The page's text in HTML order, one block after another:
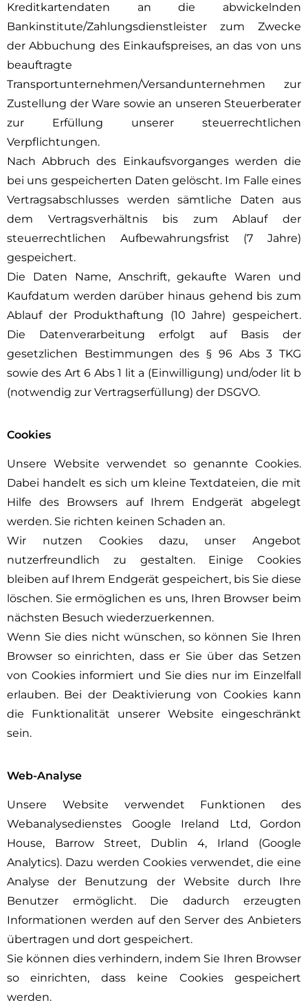
Kreditkartendaten an die abwickelnden
Bankinstitute/Zahlungsdienstleister zum Zwecke
der Abbuchung des Einkaufspreises, an das von uns
beauftragte
Transportunternehmen/Versandunternehmen zur
Zustellung der Ware sowie an unseren Steuerberater
zur Erfüllung unserer steuerrechtlichen
Verpflichtungen.
Nach Abbruch des Einkaufsvorganges werden die
bei uns gespeicherten Daten gelöscht. Im Falle eines
Vertragsabschlusses werden sämtliche Daten aus
dem Vertragsverhältnis bis zum Ablauf der
steuerrechtlichen Aufbewahrungsfrist (7 Jahre)
gespeichert.
Die Daten Name, Anschrift, gekaufte Waren und
Kaufdatum werden darüber hinaus gehend bis zum
Ablauf der Produkthaftung (10 Jahre) gespeichert.
Die Datenverarbeitung erfolgt auf Basis der
gesetzlichen Bestimmungen des § 96 Abs 3 TKG
sowie des Art 6 Abs 1 lit a (Einwilligung) und/oder lit b
(notwendig zur Vertragserfüllung) der DSGVO.
Cookies
Unsere Website verwendet so genannte Cookies.
Dabei handelt es sich um kleine Textdateien, die mit
Hilfe des Browsers auf Ihrem Endgerät abgelegt
werden. Sie richten keinen Schaden an.
Wir nutzen Cookies dazu, unser Angebot
nutzerfreundlich zu gestalten. Einige Cookies
bleiben auf Ihrem Endgerät gespeichert, bis Sie diese
löschen. Sie ermöglichen es uns, Ihren Browser beim
nächsten Besuch wiederzuerkennen.
Wenn Sie dies nicht wünschen, so können Sie Ihren
Browser so einrichten, dass er Sie über das Setzen
von Cookies informiert und Sie dies nur im Einzelfall
erlauben. Bei der Deaktivierung von Cookies kann
die Funktionalität unserer Website eingeschränkt
sein.
Web-Analyse
Unsere Website verwendet Funktionen des
Webanalysedienstes Google Ireland Ltd, Gordon
House, Barrow Street, Dublin 4, Irland (Google
Analytics). Dazu werden Cookies verwendet, die eine
Analyse der Benutzung der Website durch Ihre
Benutzer ermöglicht. Die dadurch erzeugten
Informationen werden auf den Server des Anbieters
übertragen und dort gespeichert.
Sie können dies verhindern, indem Sie Ihren Browser
so einrichten, dass keine Cookies gespeichert
werden.